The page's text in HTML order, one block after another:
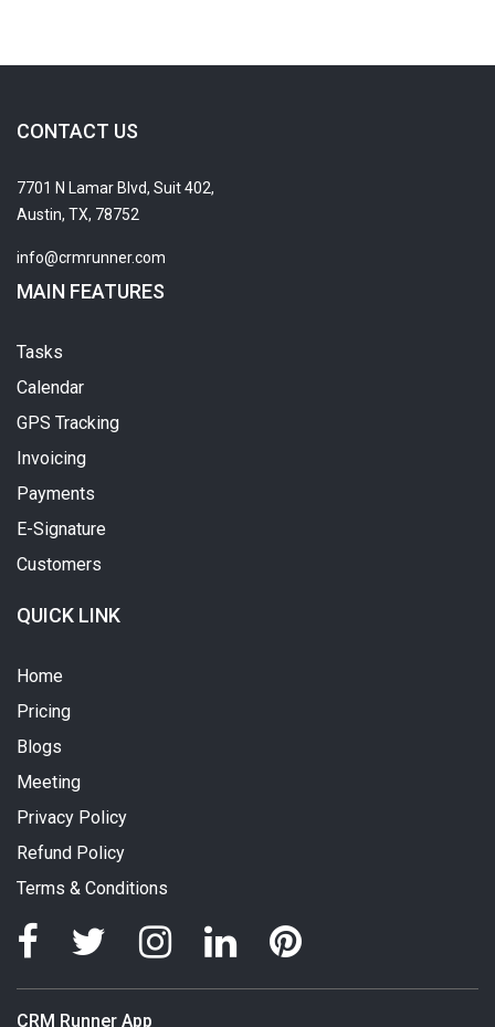
CONTACT US
7701 N Lamar Blvd, Suit 402,
Austin, TX, 78752
info@crmrunner.com
MAIN FEATURES
Tasks
Calendar
GPS Tracking
Invoicing
Payments
E-Signature
Customers
QUICK LINK
Home
Pricing
Blogs
Meeting
Privacy Policy
Refund Policy
Terms & Conditions
CRM Runner App